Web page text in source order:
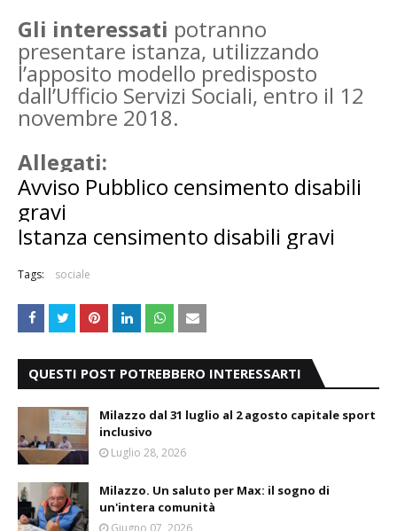
Gli interessati potranno
presentare istanza, utilizzando
l’apposito modello predisposto
dall’Ufficio Servizi Sociali, entro il 12
novembre 2018.
Allegati:
Avviso Pubblico censimento disabili
gravi
Istanza censimento disabili gravi
Tags: sociale
QUESTI POST POTREBBERO INTERESSARTI
Milazzo dal 31 luglio al 2 agosto capitale sport
inclusivo
Luglio 28, 2026
Milazzo. Un saluto per Max: il sogno di
un'intera comunità
Giugno 07, 2026